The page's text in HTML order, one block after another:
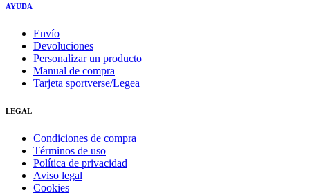
AYUDA
Envío
Devoluciones
Personalizar un producto
Manual de compra
Tarjeta sportverse/Legea
LEGAL
Condiciones de compra
Términos de uso
Política de privacidad
Aviso legal
Cookies